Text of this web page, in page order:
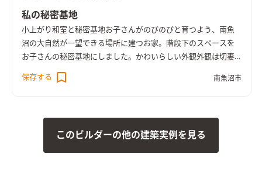
私の秘密基地
小上がり和室と秘密基地お子さんがのびのびと育つよう、南魚
沼の大自然が一望できる場所に建つお家。階段下のスペースを
お子さんの秘密基地にしました。 かわいらしい外観外観は切妻
必要もありません。
保存する 南魚沼市
このビルダーの他の建築実例を見る